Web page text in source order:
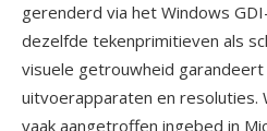
gerenderd via het Windows
dezelfde tekenprimitieven als
visuele getrouwheid
uitvoerapparaten en resoluties.
vaak aangetroffen ingebed in